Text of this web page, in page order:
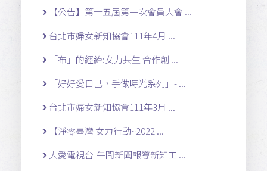
【公告】第十五屆第一次會員大會 ...
台北市婦女新知協會111年4月 ...
「布」的經緯:女力共生 合作創 ...
「好好愛自己，手做時光系列」- ...
台北市婦女新知協會111年3月 ...
【淨零臺灣 女力行動~2022 ...
大愛電視台-午間新聞報導新知工 ...